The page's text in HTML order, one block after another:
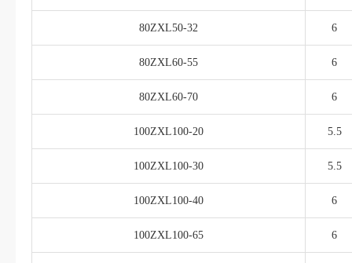
80ZXL50-32 6
80ZXL60-55 6
80ZXL60-70 6
100ZXL100-20 5.5
100ZXL100-30 5.5
100ZXL100-40 6
100ZXL100-65 6